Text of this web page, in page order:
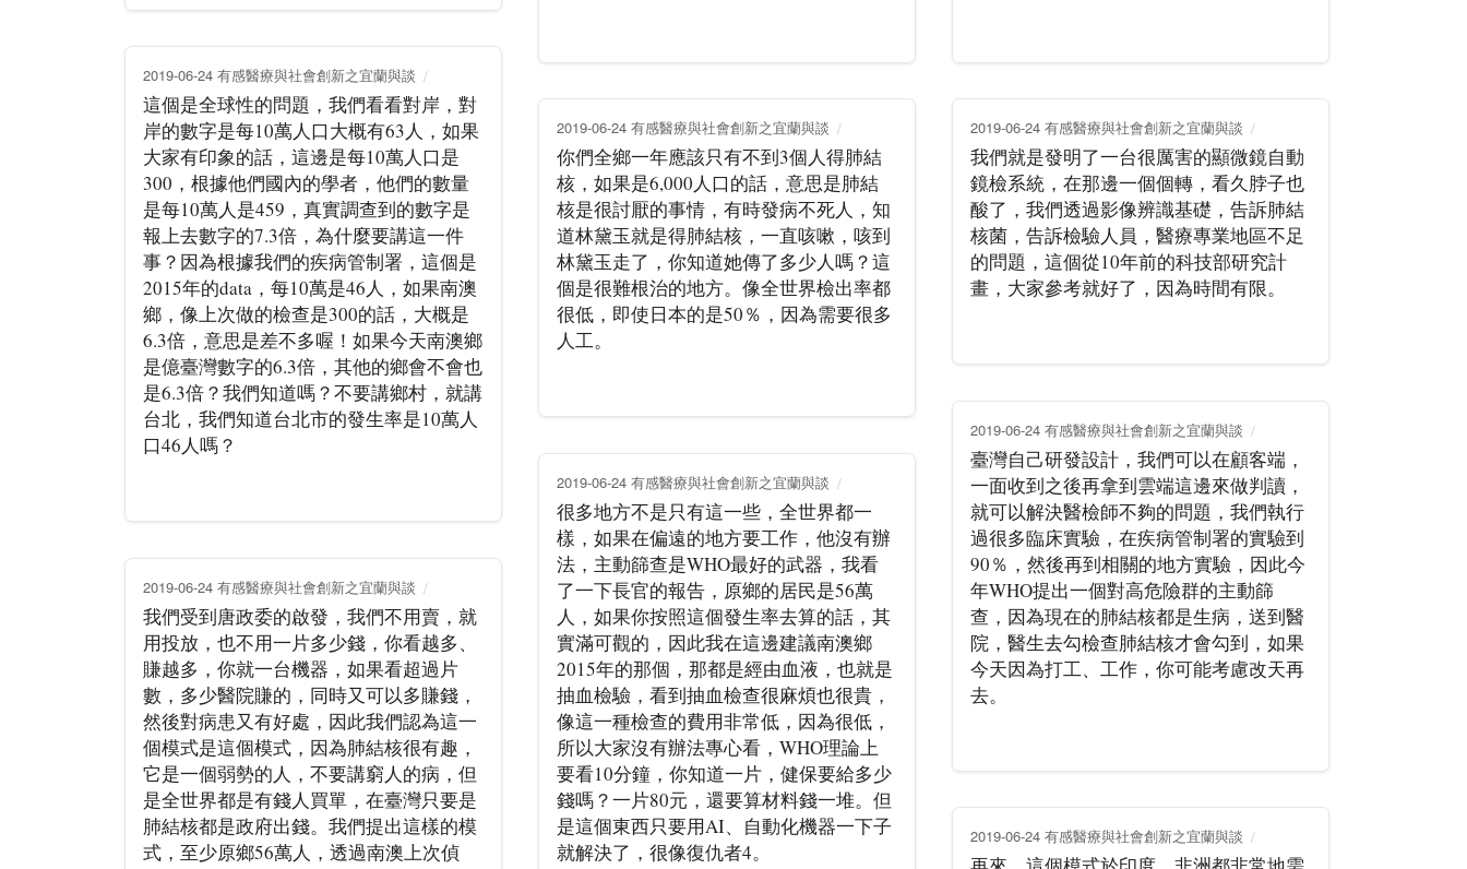
2019-06-24 有感醫療與社會創新之宜蘭與談
這個是全球性的問題，我們看看對岸，對
岸的數字是每10萬人口大概有63人，如果
大家有印象的話，這邊是每10萬人口是
300，根據他們國內的學者，他們的數量
是每10萬人是459，真實調查到的數字是
報上去數字的7.3倍，為什麼要講這一件
事？因為根據我們的疾病管制署，這個是
2015年的data，每10萬是46人，如果南澳
鄉，像上次做的檢查是300的話，大概是
6.3倍，意思是差不多喔！如果今天南澳鄉
是億臺灣數字的6.3倍，其他的鄉會不會也
是6.3倍？我們知道嗎？不要講鄉村，就講
台北，我們知道台北市的發生率是10萬人
口46人嗎？
2019-06-24 有感醫療與社會創新之宜蘭與談
你們全鄉一年應該只有不到3個人得肺結
核，如果是6,000人口的話，意思是肺結
核是很討厭的事情，有時發病不死人，知
道林黛玉就是得肺結核，一直咳嗽，咳到
林黛玉走了，你知道她傳了多少人嗎？這
個是很難根治的地方。像全世界檢出率都
很低，即使日本的是50％，因為需要很多
人工。
2019-06-24 有感醫療與社會創新之宜蘭與談
我們就是發明了一台很厲害的顯微鏡自動
鏡檢系統，在那邊一個個轉，看久脖子也
酸了，我們透過影像辨識基礎，告訴肺結
核菌，告訴檢驗人員，醫療專業地區不足
的問題，這個從10年前的科技部研究計
畫，大家參考就好了，因為時間有限。
2019-06-24 有感醫療與社會創新之宜蘭與談
臺灣自己研發設計，我們可以在顧客端，
一面收到之後再拿到雲端這邊來做判讀，
就可以解決醫檢師不夠的問題，我們執行
過很多臨床實驗，在疾病管制署的實驗到
90％，然後再到相關的地方實驗，因此今
年WHO提出一個對高危險群的主動篩
查，因為現在的肺結核都是生病，送到醫
院，醫生去勾檢查肺結核才會勾到，如果
今天因為打工、工作，你可能考慮改天再
去。
2019-06-24 有感醫療與社會創新之宜蘭與談
很多地方不是只有這一些，全世界都一
樣，如果在偏遠的地方要工作，他沒有辦
法，主動篩查是WHO最好的武器，我看
了一下長官的報告，原鄉的居民是56萬
人，如果你按照這個發生率去算的話，其
實滿可觀的，因此我在這邊建議南澳鄉
2015年的那個，那都是經由血液，也就是
抽血檢驗，看到抽血檢查很麻煩也很貴，
像這一種檢查的費用非常低，因為很低，
所以大家沒有辦法專心看，WHO理論上
要看10分鐘，你知道一片，健保要給多少
錢嗎？一片80元，還要算材料錢一堆。但
是這個東西只要用AI、自動化機器一下子
就解決了，很像復仇者4。
2019-06-24 有感醫療與社會創新之宜蘭與談
我們受到唐政委的啟發，我們不用賣，就
用投放，也不用一片多少錢，你看越多、
賺越多，你就一台機器，如果看超過片
數，多少醫院賺的，同時又可以多賺錢，
然後對病患又有好處，因此我們認為這一
個模式是這個模式，因為肺結核很有趣，
它是一個弱勢的人，不要講窮人的病，但
是全世界都是有錢人買單，在臺灣只要是
肺結核都是政府出錢。我們提出這樣的模
式，至少原鄉56萬人，透過南澳上次偵
2019-06-24 有感醫療與社會創新之宜蘭與談